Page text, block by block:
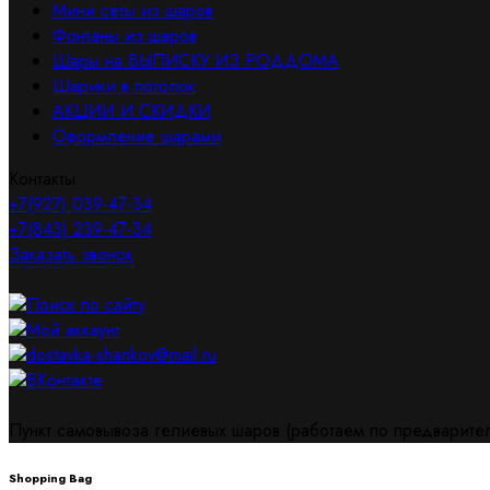
Мини сеты из шаров
Фонтаны из шаров
Шары на ВЫПИСКУ ИЗ РОДДОМА
Шарики в потолок
АКЦИИ И СКИДКИ
Оформление шарами
+7(927) 039-47-34
+7(843) 239-47-34
Заказать звонок
Поиск по сайту
Мой аккаунт
dostavka-sharikov@mail.ru
ВКонтакте
Shopping Bag